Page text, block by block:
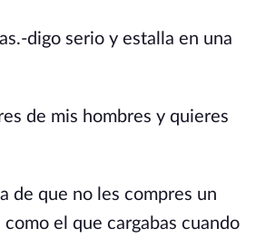
digo serio y estalla en una
de mis hombres y quieres
de que no les compres un
el que cargabas cuando